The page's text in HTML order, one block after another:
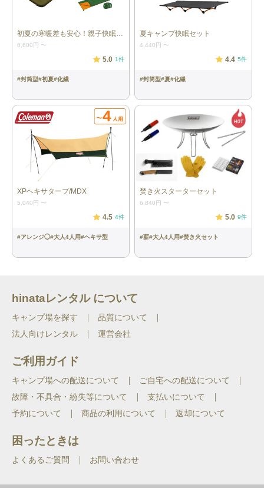
詳細情報
テント：1張
［ビートルツールームテント／
chums］ 内容：ポール×4、ガイライン
(ロープ)×7、ペグ×19、収納袋 本体サ
量：約9.0kg 最大対応人数：大人３人
［チェアワン／ヘリノックス］ 本体サ
イズ：52×50×66cm 重量：約960g（1
つあたり） 耐荷重：145kg
キッズチェア：1脚
［チェッカー タイニーチェア・ポケッ
トプラス-AF／ロゴス］ 本体サイズ：
約34×34×48cm（収納サイズ：約
13×13×48cm） 重量：約800g 耐荷重
（静荷重）：約80kg
［アルミコンパクトロールテーブルL／
W120xD70xH70cm (収納時：
質：アルミニウム
約直径14×28cm） 重量：約595g（1つ
長：183cmまで
マット：3個
［フォームパッド180／モンベル］ 本
重量：約383g（1つあたり）
ランタン：1個
重量：約802g（電池含） ランタンひと
リ電池を3本ご用意ください。
初夏の寒暖差も安心！親子快眠セット
6,600円 〜
5.0 1件
#封筒型#初夏#化繊
夏キャンプ快眠セット
4,440円 〜
4.4 5件
#封筒型#夏#化繊
XPヘキサタープ/MDX
5,040円 〜
4.5 4件
#アレンジ◯#大人4人用#ヘキサ型
焚き火スターターセット
6,840円 〜
5.0 9件
#薪#大人4人用#焚き火セット
hinataレンタル について
キャンプ場を探す
品質について
法人向けレンタル
運営会社
ご利用ガイド
キャンプ場への配送について
ご自宅への配送について
故障・不具合・紛失等について
支払いについて
予約について
商品の利用について 返却について
困ったときは
よくあるご質問 お問い合わせ